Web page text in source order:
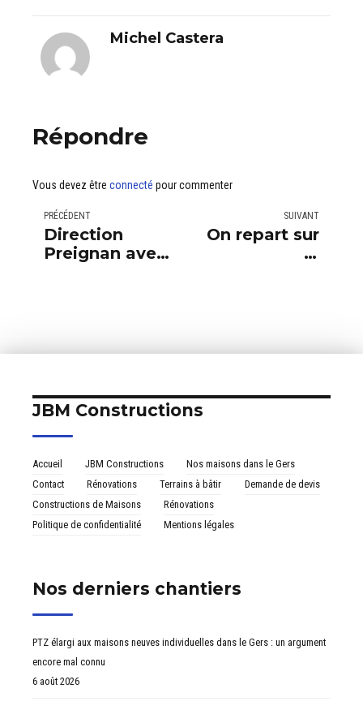
Michel Castera
Répondre
Vous devez être connecté pour commenter
PRÉCÉDENT
Direction
Preignan avec
gersois
SUIVANT
On repart sur
la
JBM Constructions
Accueil JBM Constructions
Nos maisons dans le Gers
Contact
Rénovations Terrains à bâtir
Demande de devis
Constructions de Maisons
Rénovations
Politique de confidentialité
Mentions légales
Nos derniers chantiers
PTZ élargi aux maisons neuves individuelles dans le Gers : un argument
encore mal connu
6 août 2026